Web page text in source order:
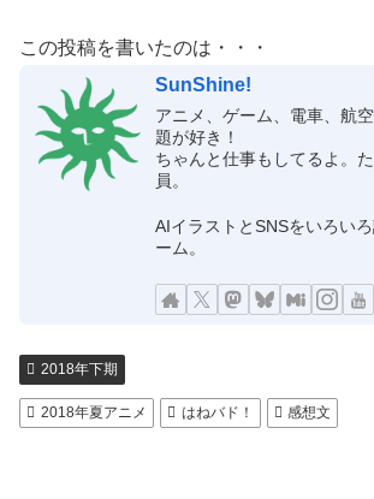
この投稿を書いたのは・・・
SunShine!
アニメ、ゲーム、電車、航
題が好き！
ちゃんと仕事もしてるよ。
員。
AIイラストとSNSをいろい
ーム。
2018年下期
2018年夏アニメ はねバド！ 感想文